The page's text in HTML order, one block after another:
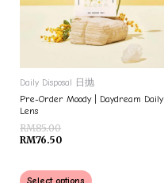
Daily Disposal 日抛
Pre-Order Moody | Daydream Daily
Lens
RM85.00
RM76.50
Select options